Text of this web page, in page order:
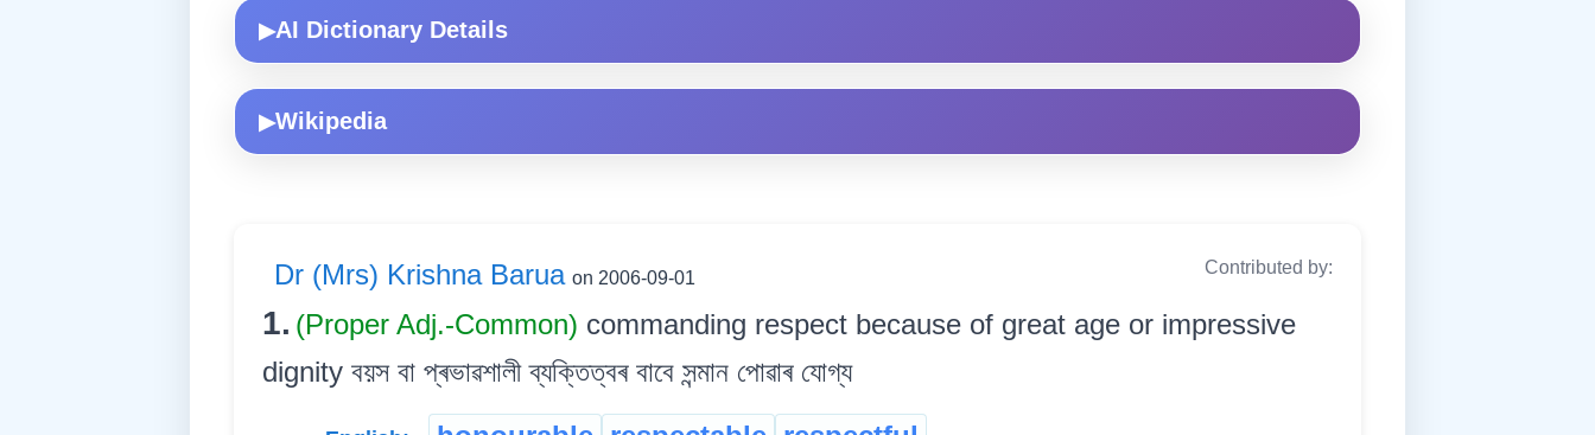
▶AI Dictionary Details
▶Wikipedia
Contributed by:
Dr (Mrs) Krishna Barua on 2006-09-01
1. (Proper Adj.-Common) commanding respect because of great age or impressive
dignity বয়স বা প্ৰভাৱশালী ব্যক্তিত্বৰ বাবে সন্মান পোৱাৰ যোগ্য